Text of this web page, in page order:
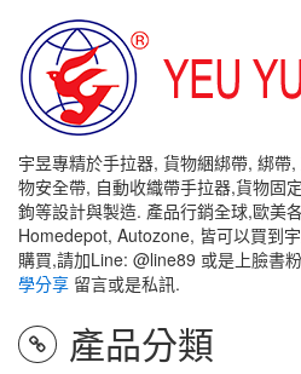
宇昱專精於手拉器, 貨物綑綁帶, 綁帶
物安全帶, 自動收織帶手拉器,貨物固
鉤等設計與製造. 產品行銷全球,歐美
Homedepot, Autozone, 皆可以買到
購買,請加Line: @line89 或是上臉書
學分享 留言或是私訊.
產品分類